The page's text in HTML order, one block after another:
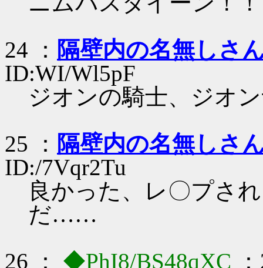
24 ： 隔壁内の名無しさ
ID:WI/Wl5pF
ジオンの騎士、ジオ
25 ： 隔壁内の名無しさ
ID:/7Vqr2Tu
良かった、レ〇プさ
だ……
26 ：
◆PhI8/BS48qXC